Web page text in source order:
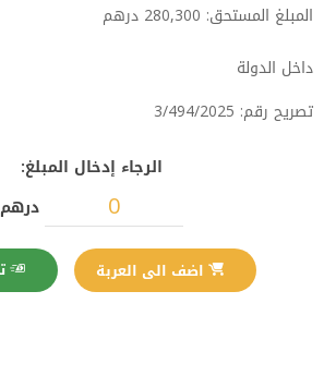
المبلغ المستحق: 280,300 درهم
داخل الدولة
تصريح رقم: 3/494/2025
الرجاء إدخال المبلغ:
درهم